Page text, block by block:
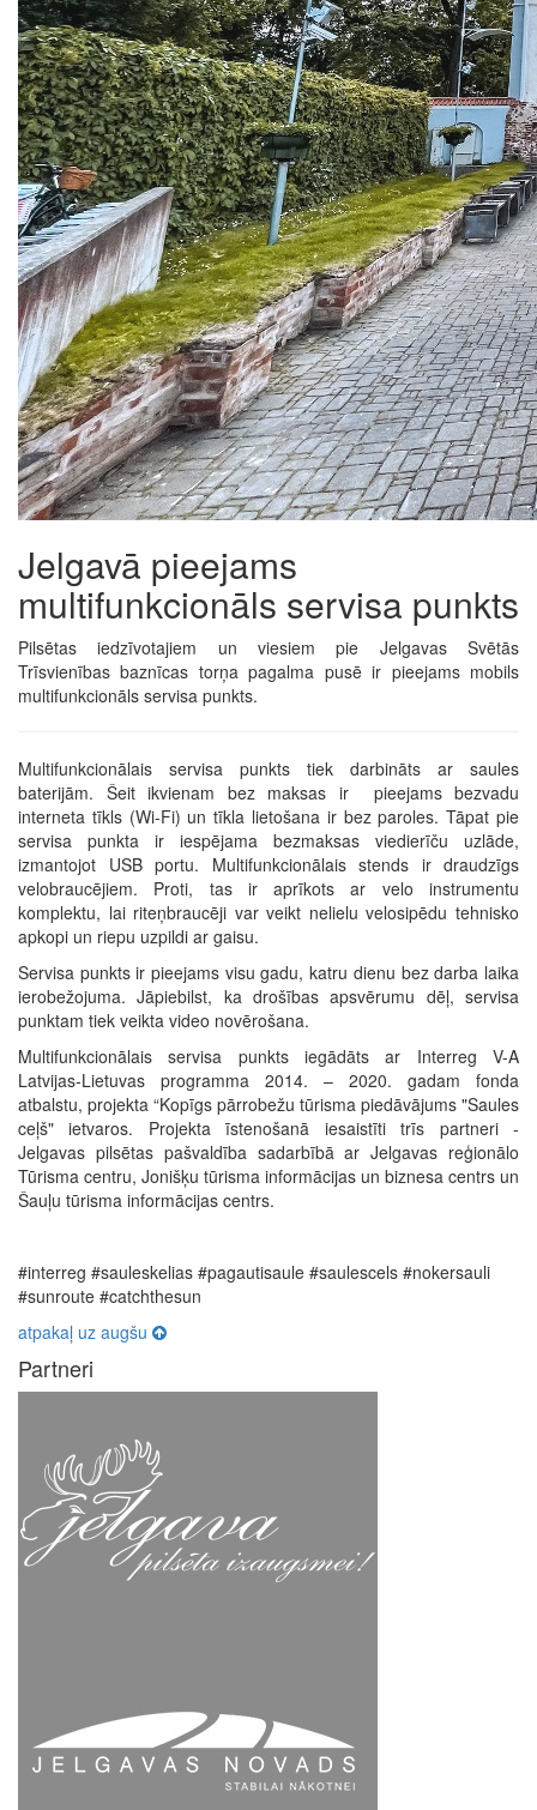
Jelgavā pieejams
multifunkcionāls servisa punkts
Pilsētas iedzīvotajiem un viesiem pie Jelgavas Svētās
Trīsvienības baznīcas torņa pagalma pusē ir pieejams mobils
multifunkcionāls servisa punkts.
Multifunkcionālais servisa punkts tiek darbināts ar saules
baterijām. Šeit ikvienam bez maksas ir pieejams bezvadu
interneta tīkls (Wi-Fi) un tīkla lietošana ir bez paroles. Tāpat pie
servisa punkta ir iespējama bezmaksas viedierīču uzlāde,
izmantojot USB portu. Multifunkcionālais stends ir draudzīgs
velobraucējiem. Proti, tas ir aprīkots ar velo instrumentu
komplektu, lai riteņbraucēji var veikt nelielu velosipēdu tehnisko
apkopi un riepu uzpildi ar gaisu.
Servisa punkts ir pieejams visu gadu, katru dienu bez darba laika
ierobežojuma. Jāpiebilst, ka drošības apsvērumu dēļ, servisa
punktam tiek veikta video novērošana.
Multifunkcionālais servisa punkts iegādāts ar Interreg V-A
Latvijas-Lietuvas programma 2014. – 2020. gadam fonda
atbalstu, projekta “Kopīgs pārrobežu tūrisma piedāvājums "Saules
ceļš" ietvaros. Projekta īstenošanā iesaistīti trīs partneri -
Jelgavas pilsētas pašvaldība sadarbībā ar Jelgavas reģionālo
Tūrisma centru, Jonišķu tūrisma informācijas un biznesa centrs un
Šauļu tūrisma informācijas centrs.
#interreg #sauleskelias #pagautisaule #saulescels #nokersauli
#sunroute #catchthesun
atpakaļ uz augšu
Partneri